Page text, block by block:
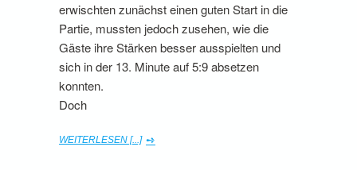
erwischten zunächst einen guten Start in die
Partie, mussten jedoch zusehen, wie die
Gäste ihre Stärken besser ausspielten und
sich in der 13. Minute auf 5:9 absetzen
konnten.
Doch
WEITERLESEN [...]